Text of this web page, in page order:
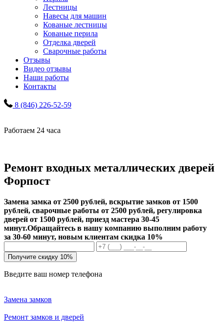
Лестницы
Навесы для машин
Кованые лестницы
Кованые перила
Отделка дверей
Сварочные работы
Отзывы
Видео отзывы
Наши работы
Контакты
8 (846) 226-52-59
Работаем 24 часа
Ремонт входных металлических дверей
Форпост
Замена замка от 2500 рублей, вскрытие замков от 1500
рублей, сварочные работы от 2500 рублей, регулировка
дверей от 1500 рублей, приезд мастера 30-45
минут.Обращайтесь в нашу компанию выполним работу
за 30-60 минут, новым клиентам скидка 10%
Получите скидку 10%
Введите ваш номер телефона
Замена замков
Ремонт замков и дверей